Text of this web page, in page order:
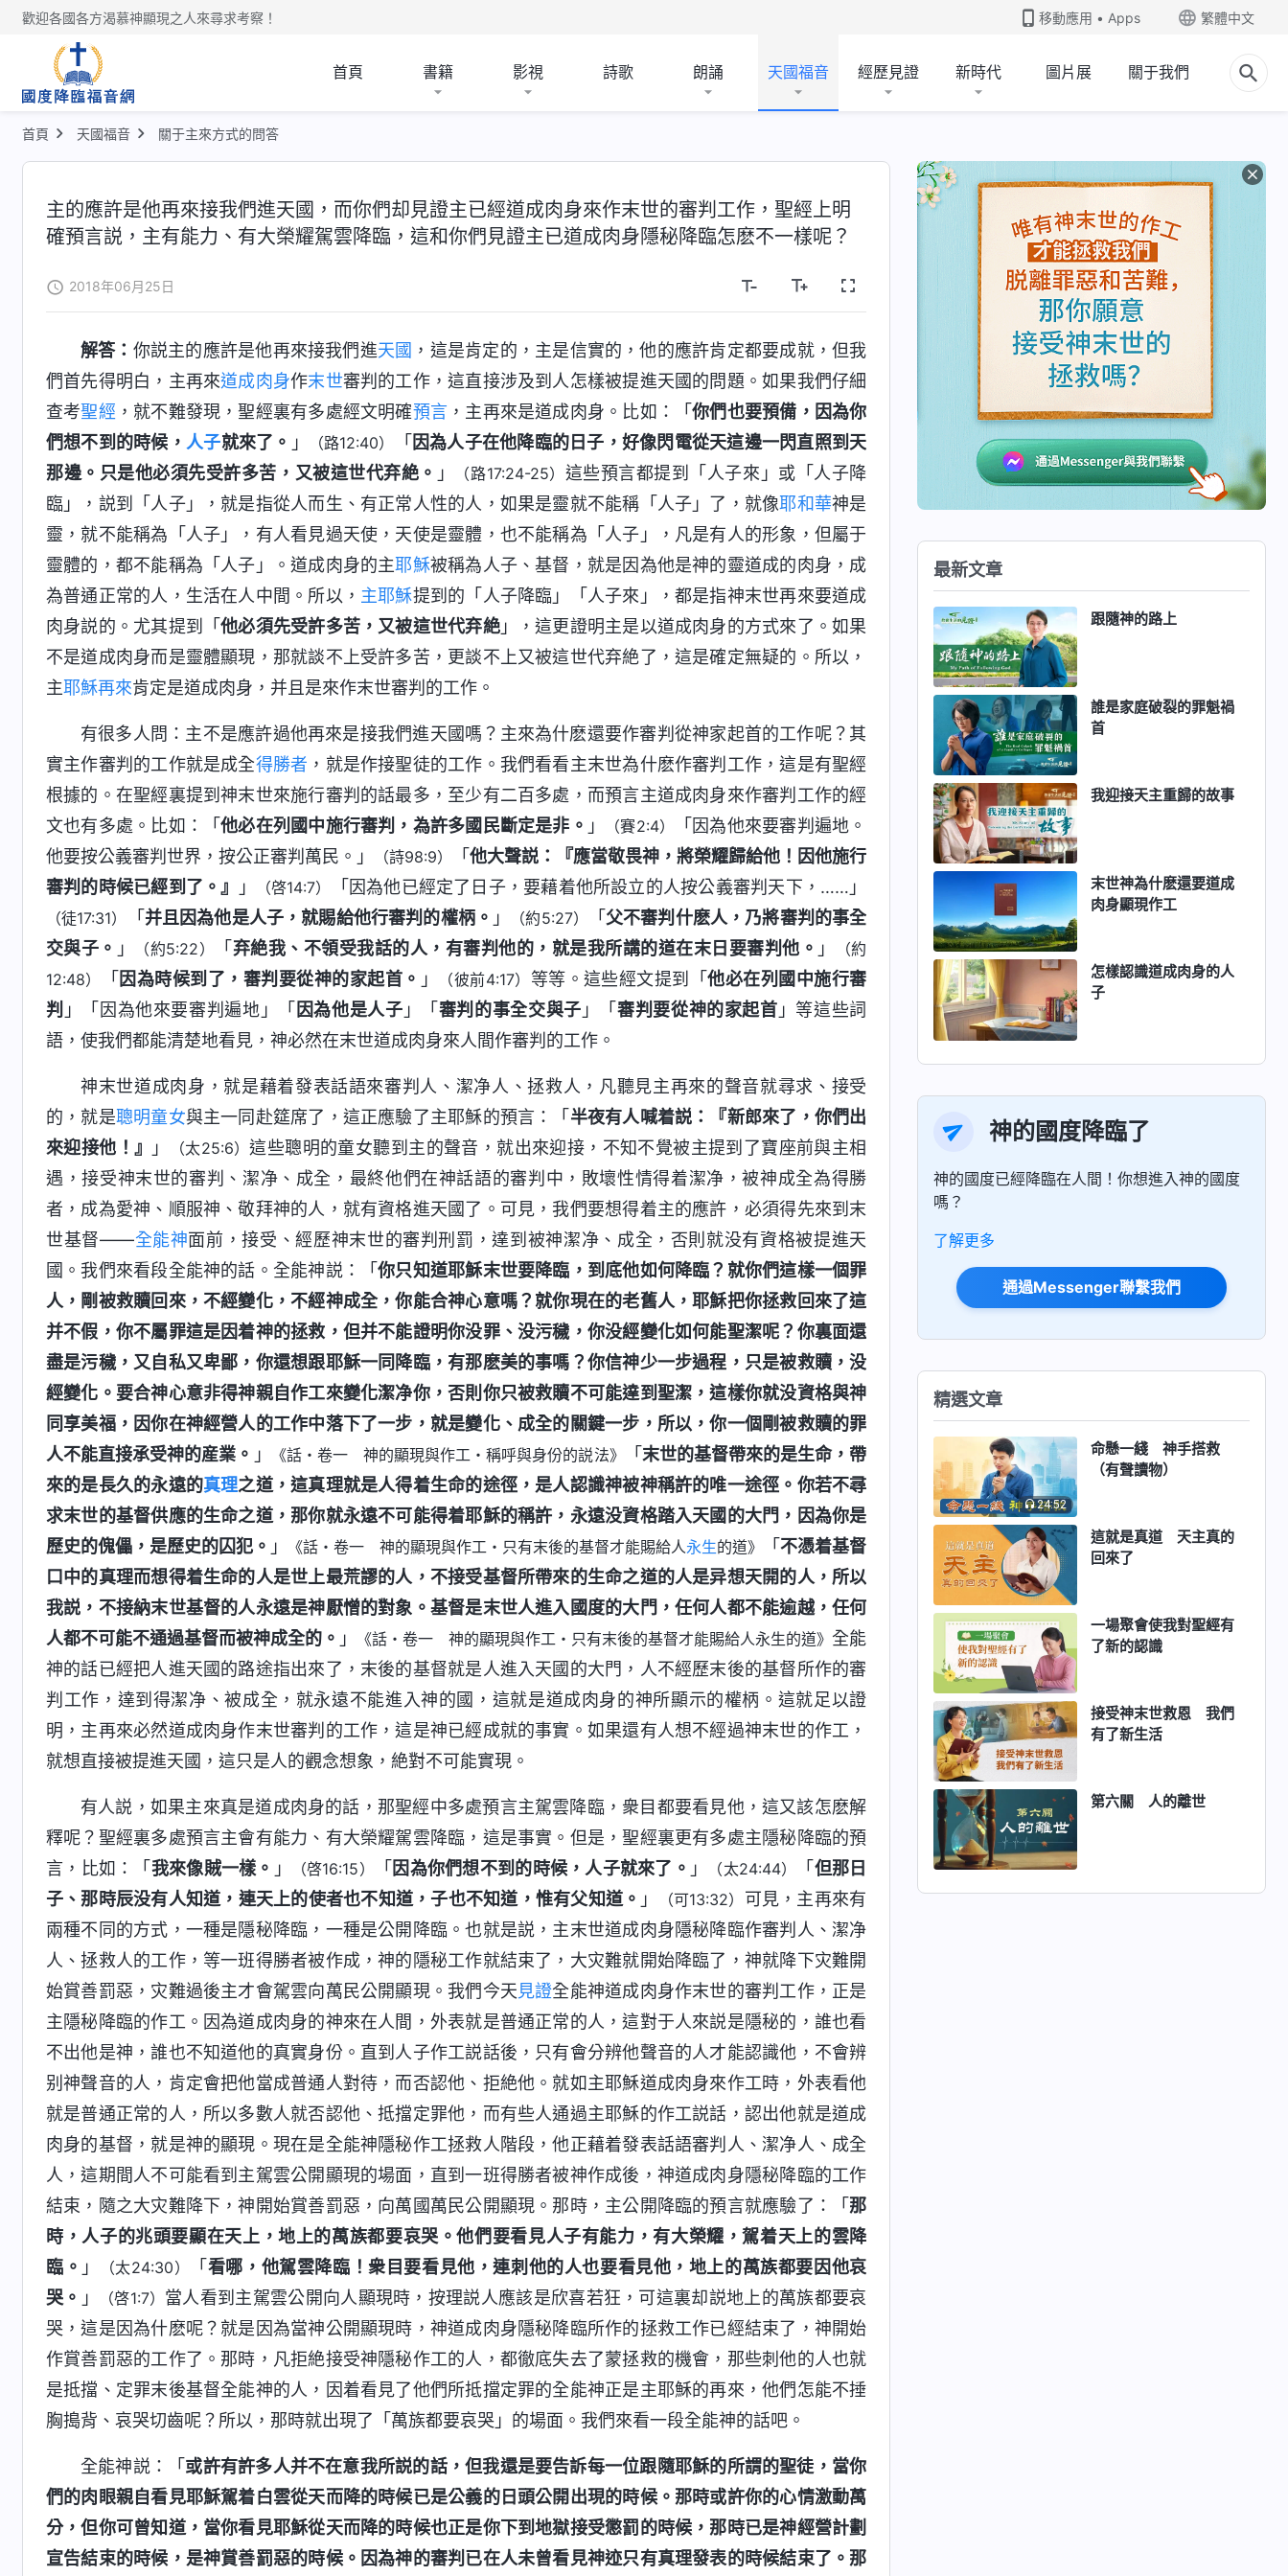
歡迎各國各方渴慕神顯現之人來尋求考察！ 移動應用 • Apps 繁體中文
首頁 書籍 影視 詩歌 朗誦 天國福音 經歷見證 新時代 圖片展 關于我們
首頁 天國福音 關于主來方式的問答
主的應許是他再來接我們進天國，而你們却見證主已經道成肉身來作末世的審判工作，聖經上明
確預言説，主有能力、有大榮耀駕雲降臨，這和你們見證主已道成肉身隱秘降臨怎麽不一樣呢？
2018年06月25日
解答： 你説主的應許是他再來接我們進天國 ，這是肯定的，主是信實的，他的應許肯定都要成就，但我
們首先得明白，主再來道成肉身作末世審判的工作，這直接涉及到人怎樣被提進天國的問題。如果我們仔細
查考聖經 ，就不難發現，聖經裏有多處經文明確預言 ，主再來是道成肉身。比如：「你們也要預備，因為你
們想不到的時候， 人子就來了。 」 （路12:40） 「 因為人子在他降臨的日子，好像閃電從天這邊一閃直照到天
那邊。只是他必須先受許多苦，又被這世代弃絶。 」 （路17:24-25） 這些預言都提到「人子來」或「人子降
臨」，説到「人子」，就是指從人而生、有正常人性的人，如果是靈就不能稱「人子」了，就像耶和華神是
靈，就不能稱為「人子」，有人看見過天使，天使是靈體，也不能稱為「人子」，凡是有人的形象，但屬于
靈體的，都不能稱為「人子」。道成肉身的主耶穌被稱為人子、基督，就是因為他是神的靈道成的肉身，成
為普通正常的人，生活在人中間。所以， 主耶穌提到的「人子降臨」「人子來」，都是指神末世再來要道成
肉身説的。尤其提到「他必須先受許多苦，又被這世代弃絶」，這更證明主是以道成肉身的方式來了。如果
不是道成肉身而是靈體顯現，那就談不上受許多苦，更談不上又被這世代弃絶了，這是確定無疑的。所以，
主耶穌再來肯定是道成肉身，并且是來作末世審判的工作。
有很多人問：主不是應許過他再來是接我們進天國嗎？主來為什麽還要作審判從神家起首的工作呢？其
實主作審判的工作就是成全得勝者 ，就是作接聖徒的工作。我們看看主末世為什麽作審判工作，這是有聖經
根據的。在聖經裏提到神末世來施行審判的話最多，至少有二百多處，而預言主道成肉身來作審判工作的經
文也有多處。比如：「他必在列國中施行審判，為許多國民斷定是非。 」 （賽2:4）
「因為他來要審判遍地。
他要按公義審判世界，按公正審判萬民。」
（詩98:9） 「他大聲説：『應當敬畏神，將榮耀歸給他！因他施行
審判的時候已經到了。』
」 （啓14:7） 「因為他已經定了日子，要藉着他所設立的人按公義審判天下，……」
（徒17:31） 「 并且因為他是人子，就賜給他行審判的權柄。 」 （約5:27） 「 父不審判什麽人，乃將審判的事全
交與子。 」 （約5:22） 「 弃絶我、不領受我話的人，有審判他的，就是我所講的道在末日要審判他。 」
（約
12:48）
「 因為時候到了，審判要從神的家起首。 」 （彼前4:17） 等等。這些經文提到「他必在列國中施行審
判 」「因為他來要審判遍地」「 因為他是人子 」「 審判的事全交與子 」「審判要從神的家起首 」等這些詞
語，使我們都能清楚地看見，神必然在末世道成肉身來人間作審判的工作。
神末世道成肉身，就是藉着發表話語來審判人、潔净人、拯救人，凡聽見主再來的聲音就尋求、接受
的，就是聰明童女與主一同赴筵席了，這正應驗了主耶穌的預言：「 半夜有人喊着説：『新郎來了，你們出
來迎接他！』
」 （太25:6）這些聰明的童女聽到主的聲音，就出來迎接，不知不覺被主提到了寶座前與主相
遇，接受神末世的審判、潔净、成全，最終他們在神話語的審判中，敗壞性情得着潔净，被神成全為得勝
者，成為愛神、順服神、敬拜神的人，就有資格進天國了。可見，我們要想得着主的應許，必須得先來到末
世基督——全能神面前，接受、經歷神末世的審判刑罰，達到被神潔净、成全，否則就没有資格被提進天
國。我們來看段全能神的話。全能神説：「你只知道耶穌末世要降臨，到底他如何降臨？就你們這樣一個罪
人，剛被救贖回來，不經變化，不經神成全，你能合神心意嗎？就你現在的老舊人，耶穌把你拯救回來了這
并不假，你不屬罪這是因着神的拯救，但并不能證明你没罪、没污穢，你没經變化如何能聖潔呢？你裏面還
盡是污穢，又自私又卑鄙，你還想跟耶穌一同降臨，有那麽美的事嗎？你信神少一步過程，只是被救贖，没
經變化。要合神心意非得神親自作工來變化潔净你，否則你只被救贖不可能達到聖潔，這樣你就没資格與神
同享美福，因你在神經營人的工作中落下了一步，就是變化、成全的關鍵一步，所以，你一個剛被救贖的罪
人不能直接承受神的産業。 」 《話・卷一 神的顯現與作工・稱呼與身份的説法》 「 末世的基督帶來的是生命，帶
來的是長久的永遠的真理之道，這真理就是人得着生命的途徑，是人認識神被神稱許的唯一途徑。你若不尋
求末世的基督供應的生命之道，那你就永遠不可能得着耶穌的稱許，永遠没資格踏入天國的大門，因為你是
歷史的傀儡，是歷史的囚犯。 」 《話・卷一 神的顯現與作工・只有末後的基督才能賜給人永生的道》 「不憑着基督
口中的真理而想得着生命的人是世上最荒謬的人，不接受基督所帶來的生命之道的人是异想天開的人，所以
我説，不接納末世基督的人永遠是神厭憎的對象。基督是末世人進入國度的大門，任何人都不能逾越，任何
人都不可能不通過基督而被神成全的。 」 《話・卷一 神的顯現與作工・只有末後的基督才能賜給人永生的道》全能
神的話已經把人進天國的路途指出來了，末後的基督就是人進入天國的大門，人不經歷末後的基督所作的審
判工作，達到得潔净、被成全，就永遠不能進入神的國，這就是道成肉身的神所顯示的權柄。這就足以證
明，主再來必然道成肉身作末世審判的工作，這是神已經成就的事實。如果還有人想不經過神末世的作工，
就想直接被提進天國，這只是人的觀念想象，絶對不可能實現。
有人説，如果主來真是道成肉身的話，那聖經中多處預言主駕雲降臨，衆目都要看見他，這又該怎麽解
釋呢？聖經裏多處預言主會有能力、有大榮耀駕雲降臨，這是事實。但是，聖經裏更有多處主隱秘降臨的預
言，比如：「 我來像賊一樣。 」 （啓16:15） 「 因為你們想不到的時候，人子就來了。 」 （太24:44） 「 但那日
子、那時辰没有人知道，連天上的使者也不知道，子也不知道，惟有父知道。 」 （可13:32） 可見，主再來有
兩種不同的方式，一種是隱秘降臨，一種是公開降臨。也就是説，主末世道成肉身隱秘降臨作審判人、潔净
人、拯救人的工作，等一班得勝者被作成，神的隱秘工作就結束了，大灾難就開始降臨了，神就降下灾難開
始賞善罰惡，灾難過後主才會駕雲向萬民公開顯現。我們今天見證全能神道成肉身作末世的審判工作，正是
主隱秘降臨的作工。因為道成肉身的神來在人間，外表就是普通正常的人，這對于人來説是隱秘的，誰也看
不出他是神，誰也不知道他的真實身份。直到人子作工説話後，只有會分辨他聲音的人才能認識他，不會辨
别神聲音的人，肯定會把他當成普通人對待，而否認他、拒絶他。就如主耶穌道成肉身來作工時，外表看他
就是普通正常的人，所以多數人就否認他、抵擋定罪他，而有些人通過主耶穌的作工説話，認出他就是道成
肉身的基督，就是神的顯現。現在是全能神隱秘作工拯救人階段，他正藉着發表話語審判人、潔净人、成全
人，這期間人不可能看到主駕雲公開顯現的場面，直到一班得勝者被神作成後，神道成肉身隱秘降臨的工作
結束，隨之大灾難降下，神開始賞善罰惡，向萬國萬民公開顯現。那時，主公開降臨的預言就應驗了：「 那
時，人子的兆頭要顯在天上，地上的萬族都要哀哭。他們要看見人子有能力，有大榮耀，駕着天上的雲降
臨。 」 （太24:30） 「 看哪，他駕雲降臨！衆目要看見他，連刺他的人也要看見他，地上的萬族都要因他哀
哭。 」 （啓1:7） 當人看到主駕雲公開向人顯現時，按理説人應該是欣喜若狂，可這裏却説地上的萬族都要哀
哭，這是因為什麽呢？就是因為當神公開顯現時，神道成肉身隱秘降臨所作的拯救工作已經結束了，神開始
作賞善罰惡的工作了。那時，凡拒絶接受神隱秘作工的人，都徹底失去了蒙拯救的機會，那些刺他的人也就
是抵擋、定罪末後基督全能神的人，因着看見了他們所抵擋定罪的全能神正是主耶穌的再來，他們怎能不捶
胸搗背、哀哭切齒呢？所以，那時就出現了「萬族都要哀哭」的場面。我們來看一段全能神的話吧。
全能神説：「 或許有許多人并不在意我所説的話，但我還是要告訴每一位跟隨耶穌的所謂的聖徒，當你
們的肉眼親自看見耶穌駕着白雲從天而降的時候已是公義的日頭公開出現的時候。那時或許你的心情激動萬
分，但你可曾知道，當你看見耶穌從天而降的時候也正是你下到地獄接受懲罰的時候，那時已是神經營計劃
宣告結束的時候，是神賞善罰惡的時候。因為神的審判已在人未曾看見神迹只有真理發表的時候結束了。那
最新文章
跟隨神的路上
誰是家庭破裂的罪魁禍
首
我迎接天主重歸的故事
末世神為什麽還要道成
肉身顯現作工
怎樣認識道成肉身的人
子
神的國度降臨了
神的國度已經降臨在人間！你想進入神的國度
嗎？
了解更多
通過Messenger聯繫我們
精選文章
24:52
命懸一綫 神手搭救
（有聲讀物）
這就是真道 天主真的
回來了
一場聚會使我對聖經有
了新的認識
接受神末世救恩 我們
有了新生活
第六關 人的離世